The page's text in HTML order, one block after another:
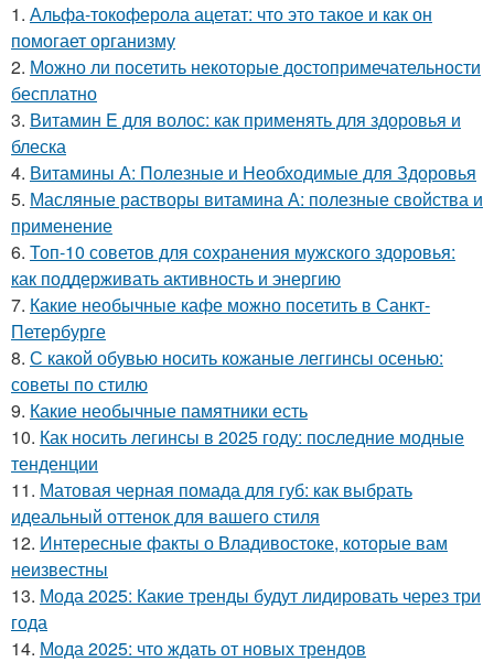
1. Альфа-токоферола ацетат: что это такое и как он
помогает организму
2. Можно ли посетить некоторые достопримечательности
бесплатно
3. Витамин E для волос: как применять для здоровья и
блеска
4. Витамины А: Полезные и Необходимые для Здоровья
5. Масляные растворы витамина А: полезные свойства и
применение
6. Топ-10 советов для сохранения мужского здоровья:
как поддерживать активность и энергию
7. Какие необычные кафе можно посетить в Санкт-
Петербурге
8. С какой обувью носить кожаные леггинсы осенью:
советы по стилю
9. Какие необычные памятники есть
10. Как носить легинсы в 2025 году: последние модные
тенденции
11. Матовая черная помада для губ: как выбрать
идеальный оттенок для вашего стиля
12. Интересные факты о Владивостоке, которые вам
неизвестны
13. Мода 2025: Какие тренды будут лидировать через три
года
14. Мода 2025: что ждать от новых трендов